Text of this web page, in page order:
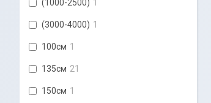
(1000-2500) 1
(3000-4000) 1
100см 1
135см 21
150см 1